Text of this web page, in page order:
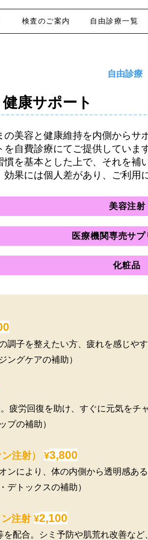
検査のご案内 自由診療一覧
康サポート
の美容と健康維持を内側からサ
を自費診療にてご提供していま
慣を基本とした上で、それを補
効果には個人差があり、ご利用
自由診療
美容注射
医療機関専売サプ
化粧品
調子を整えたい方、疲れを感じや
ングケアの補助）
疲労回復を助け、すぐに元気をチ
プの補助）
注射） ¥3,800
ンにより、体の内側から透明感あ
デトックスの補助）
注射 ¥2,100
を配合。シミ予防や肌荒れ改善な